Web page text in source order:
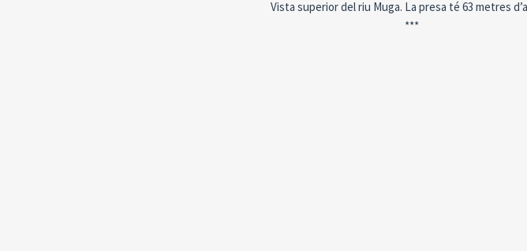
Vista superior del riu Muga. La presa té 63 metres
***